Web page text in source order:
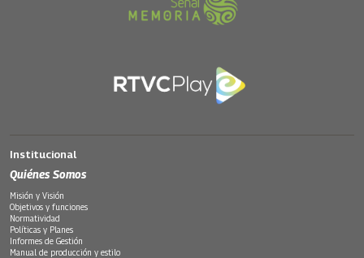
Institucional
Quiénes Somos
Misión y Visión
Objetivos y funciones
Normatividad
Políticas y Planes
Informes de Gestión
Manual de producción y estilo